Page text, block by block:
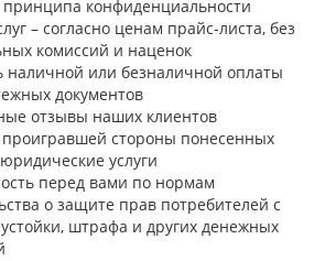
конфиденциальности
– согласно ценам прайс-листа, без
комиссий и наценок
наличной или безналичной оплаты
документов
отзывы наших клиентов
проигравшей стороны понесенных
услуги
перед вами по нормам
о защите прав потребителей с
штрафа и других денежных